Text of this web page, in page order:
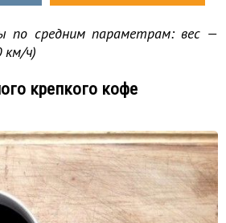
по средним параметрам: вес —
км/ч)
крепкого кофе